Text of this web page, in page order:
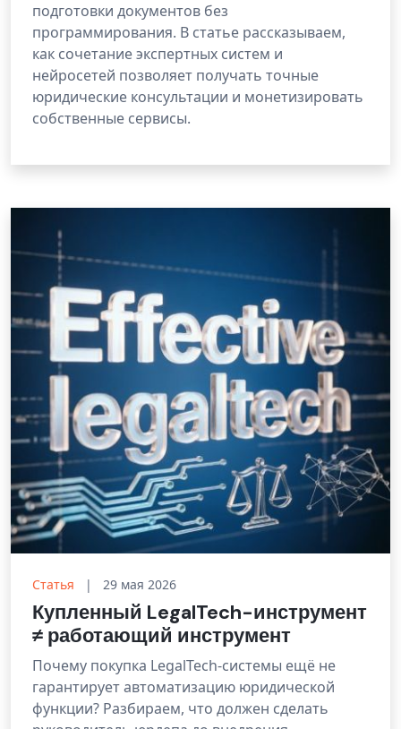
подготовки документов без
программирования. В статье рассказываем,
как сочетание экспертных систем и
нейросетей позволяет получать точные
юридические консультации и монетизировать
собственные сервисы.
Статья | 29 мая 2026
Купленный LegalTech-инструмент
≠ работающий инструмент
Почему покупка LegalTech-системы ещё не
гарантирует автоматизацию юридической
функции? Разбираем, что должен сделать